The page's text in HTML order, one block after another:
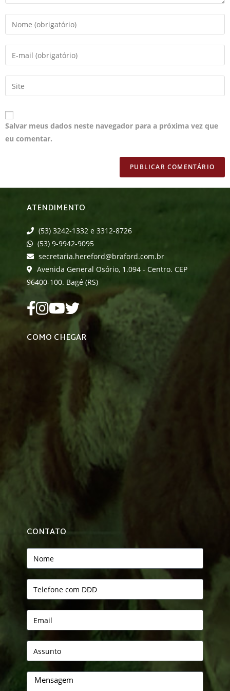
Salvar meus dados neste navegador para a próxima vez que
eu comentar.
ATENDIMENTO
(53) 3242-1332 e 3312-8726
(53) 9-9942-9095
secretaria.hereford@braford.com.br
Avenida General Osório, 1.094 - Centro. CEP
96400-100. Bagé (RS)
COMO CHEGAR
CONTATO